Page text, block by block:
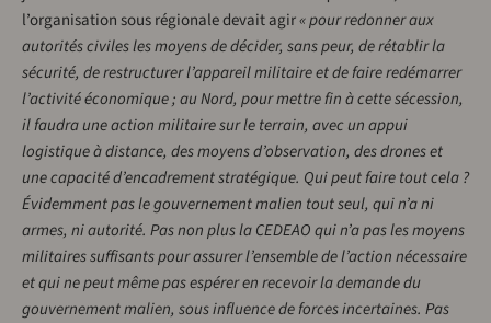
l’organisation sous régionale devait agir« pour redonner aux
autorités civiles les moyens de décider, sans peur, de rétablir la
sécurité, de restructurer l’appareil militaire et de faire redémarrer
l’activité économique ; au Nord, pour mettre fin à cette sécession,
il faudra une action militaire sur le terrain, avec un appui
logistique à distance, des moyens d’observation, des drones et
une capacité d’encadrement stratégique. Qui peut faire tout cela ?
Évidemment pas le gouvernement malien tout seul, qui n’a ni
armes, ni autorité. Pas non plus la CEDEAO qui n’a pas les moyens
militaires suffisants pour assurer l’ensemble de l’action nécessaire
et qui ne peut même pas espérer en recevoir la demande du
gouvernement malien, sous influence de forces incertaines. Pas